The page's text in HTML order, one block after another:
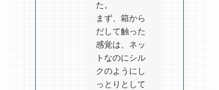
た。
まず、箱から
だして触った
感覚は、ネッ
トなのにシル
クのようにし
っとりとして